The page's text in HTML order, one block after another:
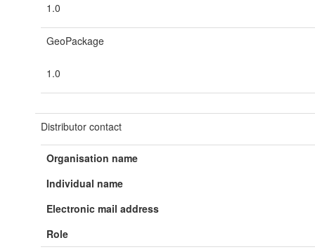
1.0
GeoPackage
1.0
Distributor contact
Organisation name
Individual name
Electronic mail address
Role